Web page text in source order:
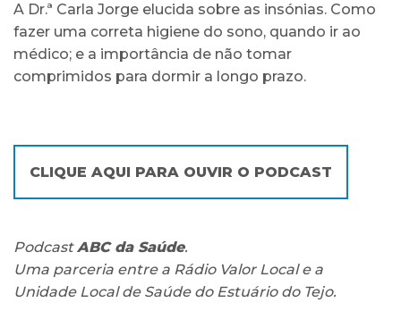
A Dr.ª Carla Jorge elucida sobre as insónias. Como
fazer uma correta higiene do sono, quando ir ao
médico; e a importância de não tomar
comprimidos para dormir a longo prazo.
CLIQUE AQUI PARA OUVIR O PODCAST
PodcastABC da Saúde.
Uma parceria entre a Rádio Valor Local e a
Unidade Local de Saúde do Estuário do Tejo.